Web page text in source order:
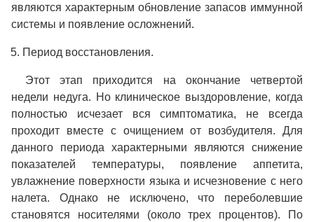
являются характерным обновление запасов иммунной
системы и появление осложнений.
Период восстановления.
Этот этап приходится на окончание четвертой
недели недуга. Но клиническое выздоровление, когда
полностью исчезает вся симптоматика, не всегда
проходит вместе с очищением от возбудителя. Для
данного периода характерными являются снижение
показателей температуры, появление аппетита,
увлажнение поверхности языка и исчезновение с него
налета. Однако не исключено, что переболевшие
становятся носителями (около трех процентов). По